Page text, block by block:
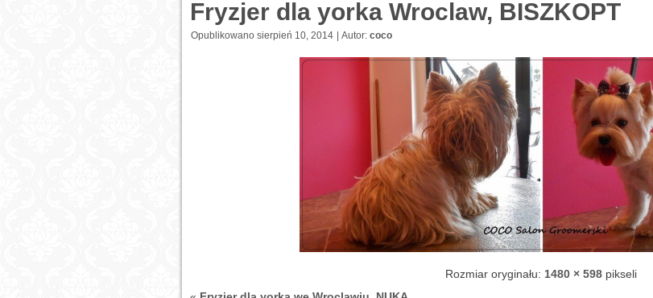
Fryzjer dla yorka Wroclaw, BISZKOPT
Opublikowano sierpień 10, 2014 Autor: coco
Rozmiar oryginału: 1480 × 598 pikseli